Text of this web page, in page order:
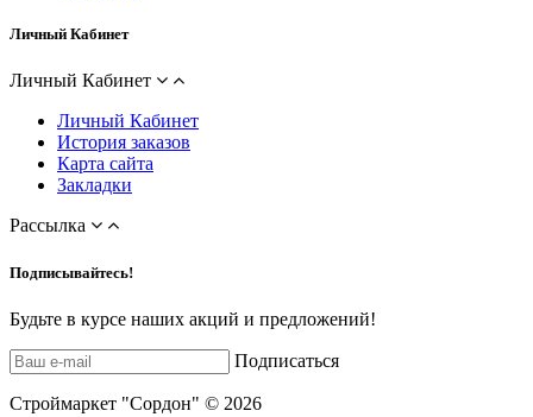
Личный Кабинет
Личный Кабинет
Личный Кабинет
История заказов
Карта сайта
Закладки
Рассылка
Подписывайтесь!
Будьте в курсе наших акций и предложений!
Подписаться
Строймаркет "Сордон" © 2026